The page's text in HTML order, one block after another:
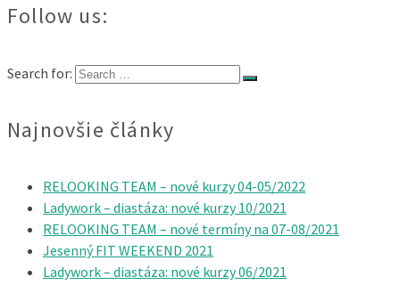
Follow us:
Search for:
Najnovšie články
RELOOKING TEAM – nové kurzy 04-05/2022
Ladywork – diastáza: nové kurzy 10/2021
RELOOKING TEAM – nové termíny na 07-08/2021
Jesenný FIT WEEKEND 2021
Ladywork – diastáza: nové kurzy 06/2021